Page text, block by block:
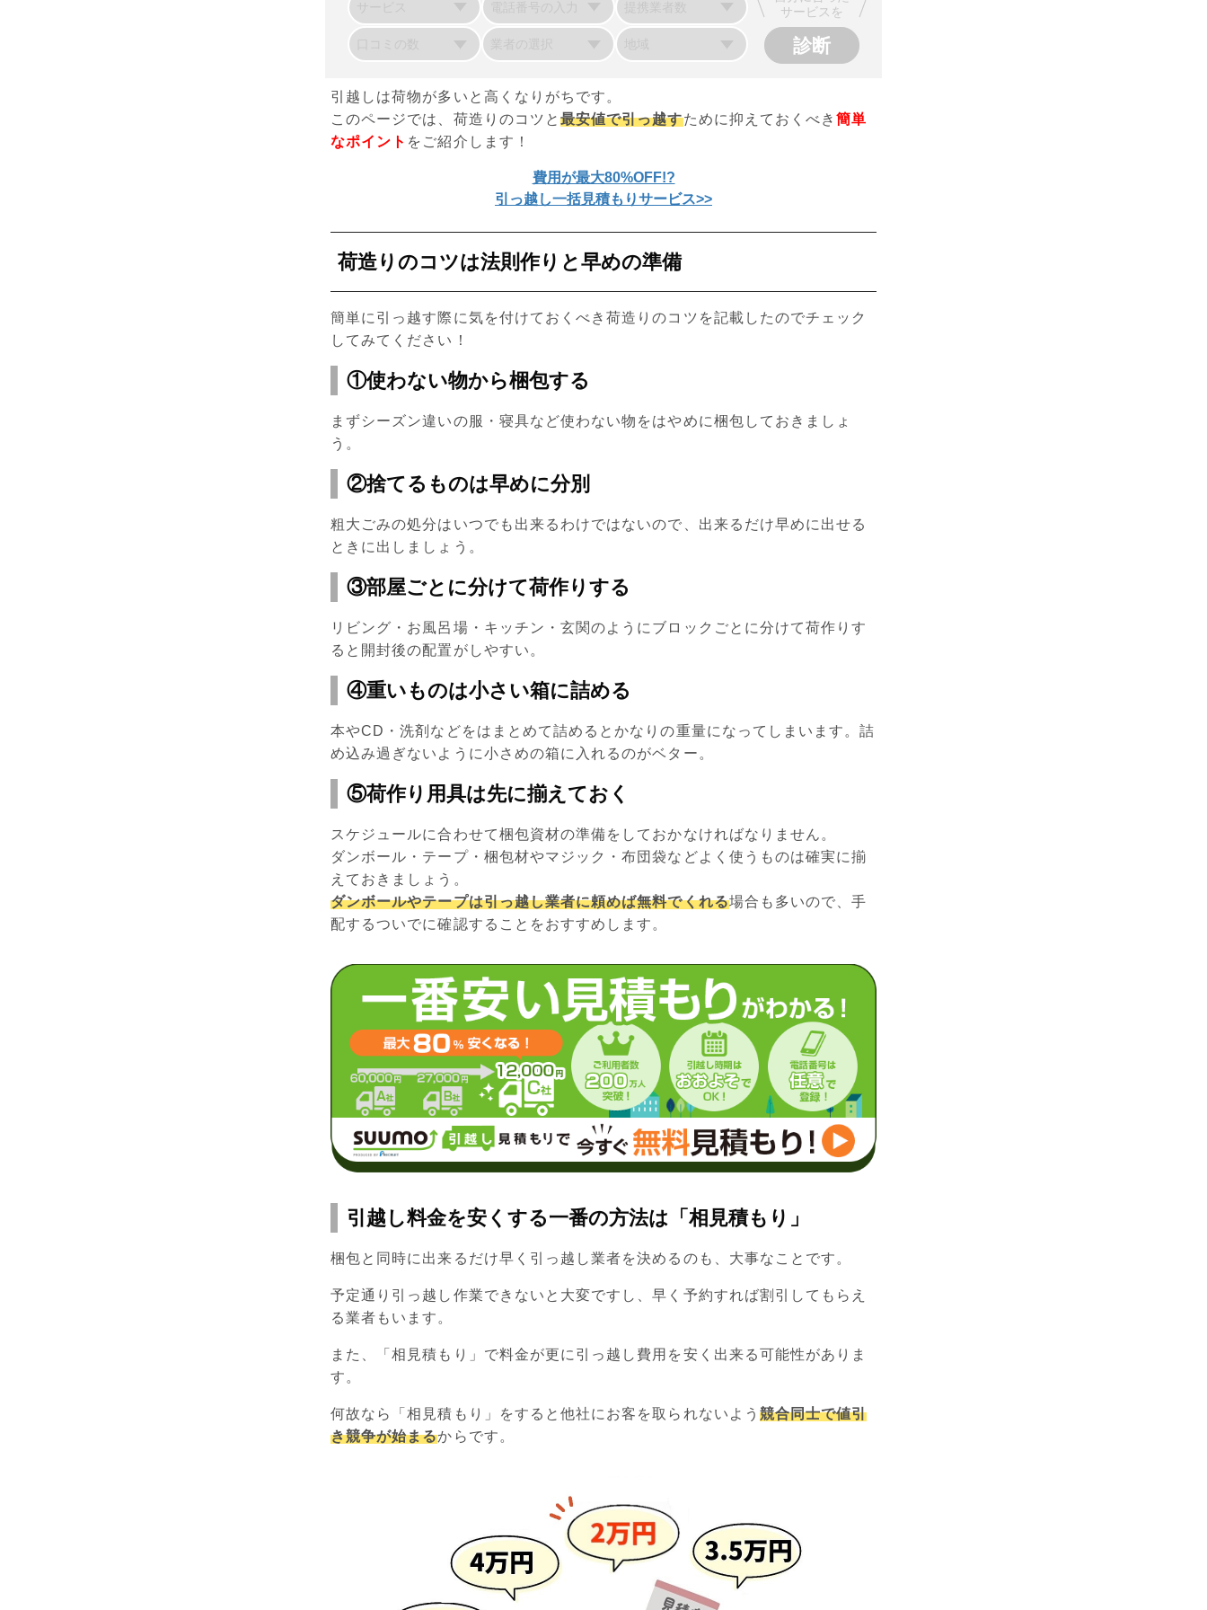
サービスを
引越しは荷物が多いと高くなりがちです。
このページでは、荷造りのコツと 最安値で引っ越すために抑えておくべき簡単
なポイント をご紹介します！
費用が最大80%OFF!?
引っ越し一括見積もりサービス>>
荷造りのコツは法則作りと早めの準備
簡単に引っ越す際に気を付けておくべき荷造りのコツを記載したのでチェック
してみてください！
①使わない物から梱包する
まずシーズン違いの服・寝具など使わない物をはやめに梱包しておきましょ
う。
②捨てるものは早めに分別
粗大ごみの処分はいつでも出来るわけではないので、出来るだけ早めに出せる
ときに出しましょう。
③部屋ごとに分けて荷作りする
リビング・お風呂場・キッチン・玄関のようにブロックごとに分けて荷作りす
ると開封後の配置がしやすい。
④重いものは小さい箱に詰める
本やCD・洗剤などをはまとめて詰めるとかなりの重量になってしまいます。詰
め込み過ぎないように小さめの箱に入れるのがベター。
⑤荷作り用具は先に揃えておく
スケジュールに合わせて梱包資材の準備をしておかなければなりません。
ダンボール・テープ・梱包材やマジック・布団袋などよく使うものは確実に揃
えておきましょう。
ダンボールやテープは引っ越し業者に頼めば無料でくれる場合も多いので、手
配するついでに確認することをおすすめします。
引越し料金を安くする一番の方法は「相見積もり」
梱包と同時に出来るだけ早く引っ越し業者を決めるのも、大事なことです。
予定通り引っ越し作業できないと大変ですし、早く予約すれば割引してもらえ
る業者もいます。
また、「相見積もり」で料金が更に引っ越し費用を安く出来る可能性がありま
す。
何故なら「相見積もり」をすると他社にお客を取られないよう 競合同士で値引
き競争が始まるからです。